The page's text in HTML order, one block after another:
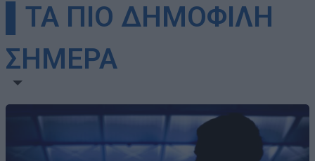
▌ΤΑ ΠΙΟ ΔΗΜΟΦΙΛΗ
ΣΗΜΕΡΑ